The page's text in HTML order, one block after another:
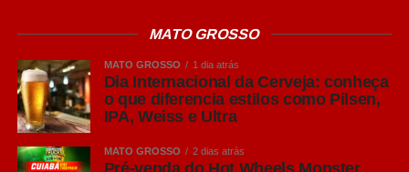
hambúrgueres, sanduíches, petiscos, carnes brancas e
frutos do mar, sem se sobrepor aos sabores dos
alimentos.
Leia Também: Secretaria compra
pistolas por R$ 801 mil para o
Sistema Prisional
MATO GROSSO
MATO GROSSO 1 dia atrás
Dia Internacional da Cerveja: conheça
o que diferencia estilos como Pilsen,
IPA, Weiss e Ultra
MATO GROSSO 2 dias atrás
Pré-venda do Hot Wheels Monster